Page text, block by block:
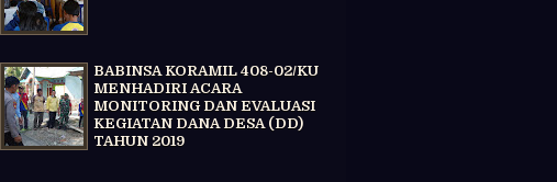
BABINSA KORAMIL 408-02/KU
MENHADIRI ACARA
MONITORING DAN EVALUASI
KEGIATAN DANA DESA (DD)
TAHUN 2019